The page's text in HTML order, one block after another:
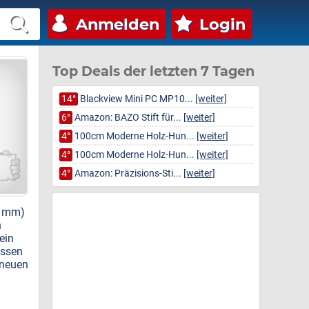
Anmelden Login
Top Deals der letzten 7 Tagen
14° Blackview Mini PC MP10... [weiter]
6° Amazon: BAZO Stift für... [weiter]
4° 100cm Moderne Holz-Hun... [weiter]
4° 100cm Moderne Holz-Hun... [weiter]
4° Amazon: Präzisions-Sti... [weiter]